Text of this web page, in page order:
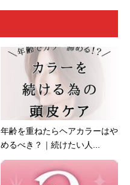
年齢を重ねたらヘアカラーはや
めるべき？｜続けたい人...